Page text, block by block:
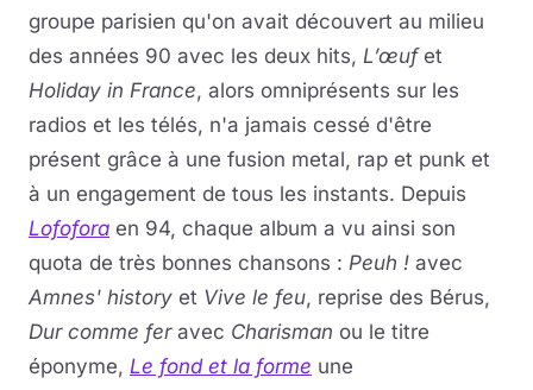
groupe parisien qu'on avait découvert au milieu
des années 90 avec les deux hits, L’œufet
Holiday in France, alors omniprésents sur les
radios et les télés, n'a jamais cessé d'être
présent grâce à une fusion metal, rap et punk et
à un engagement de tous les instants. Depuis
Lofofora en 94, chaque album a vu ainsi son
quota de très bonnes chansons : Peuh ! avec
Amnes' history et Vive le feu, reprise des Bérus,
Dur comme feravec Charisman ou le titre
éponyme, Le fond et la forme une